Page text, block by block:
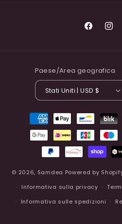
Facebook
Paese/Area geografica
Stati Uniti | USD $
Metodi
pagamento
© 2026, Samdea Powered by
Informativa sulla privacy
Informativa sulle spedizioni